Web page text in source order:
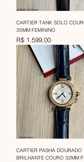
CARTIER TANK SOLO
35MM FEMININO
Preço
R$ 1.599,00
CARTIER PASHA DOURADO
BRILHANTE COURO 32MM